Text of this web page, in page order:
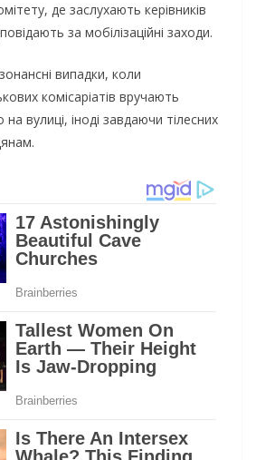
де заслухають керівників
за мобілізаційні заходи.
випадки, коли
комісаріатів вручають
вулиці, іноді завдаючи тілесних